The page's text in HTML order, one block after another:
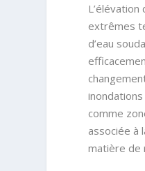
extrêmes
d’eau
comme
associée à
matière de